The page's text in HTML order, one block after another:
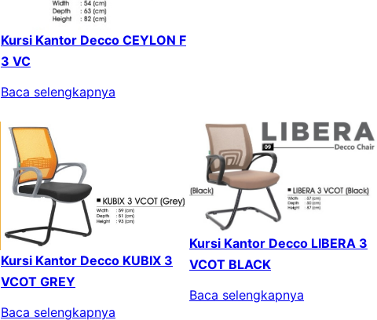
Kursi Kantor Decco CEYLON F
3 VC
Baca selengkapnya
Kursi Kantor Decco KUBIX 3
VCOT GREY
Baca selengkapnya
Kursi Kantor Decco LIBERA 3
VCOT BLACK
Baca selengkapnya